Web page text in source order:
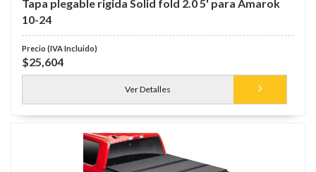
Tapa plegable rigida Solid fold 2.0 5' para Amarok
10-24
$25,604
Ver Detalles